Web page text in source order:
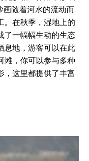
画随着河水的流动而
。在秋季，湿地上的
了一幅幅生动的生态
息地，游客可以在此
滩，你可以参与多种
，这里都提供了丰富